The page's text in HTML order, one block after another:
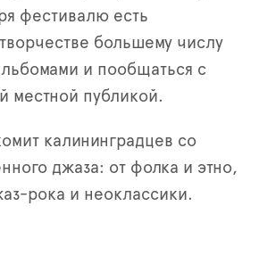
фестивалю есть
большему числу
и пообщаться с
местной публикой.
калининградцев со
джаза: от фолка и этно,
рока и неоклассики.